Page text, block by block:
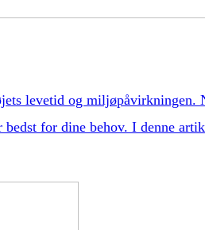
levetid og miljøpåvirkningen.
for dine behov. I denne